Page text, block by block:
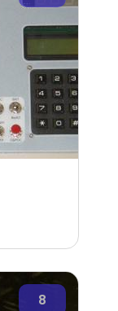
8